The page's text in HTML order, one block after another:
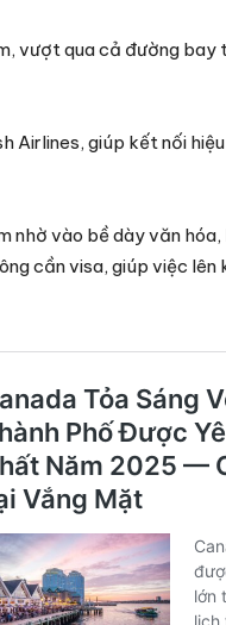
vượt qua cả đường bay
giúp kết nối
nhờ vào bề dày văn
cần visa, giúp việc lên